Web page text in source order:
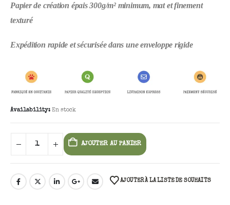
Papier de création épais 300g/m² minimum, mat et finement
texturé
Expédition rapide et sécurisée dans une enveloppe rigide
Availability: En stock
AJOUTER AU PANIER
AJOUTER À LA LISTE DE SOUHAITS